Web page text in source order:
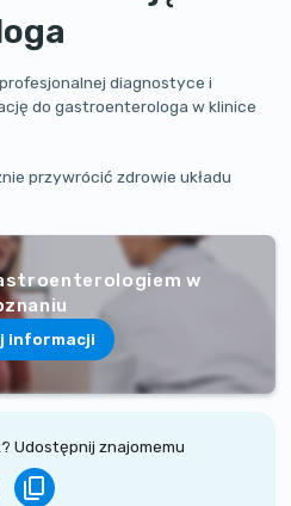
diagnostyce i
do gastroenterologa w klinice
przywrócić zdrowie układu
w
informacji
Udostępnij znajomemu